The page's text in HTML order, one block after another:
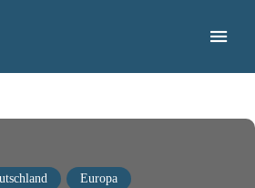
Europa